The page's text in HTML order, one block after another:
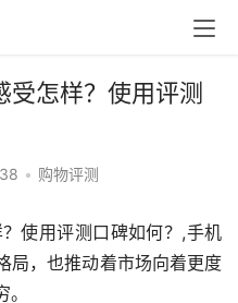
怎样？使用评测
• 购物评测
使用评测口碑如何？,手机
局，也推动着市场向着更度